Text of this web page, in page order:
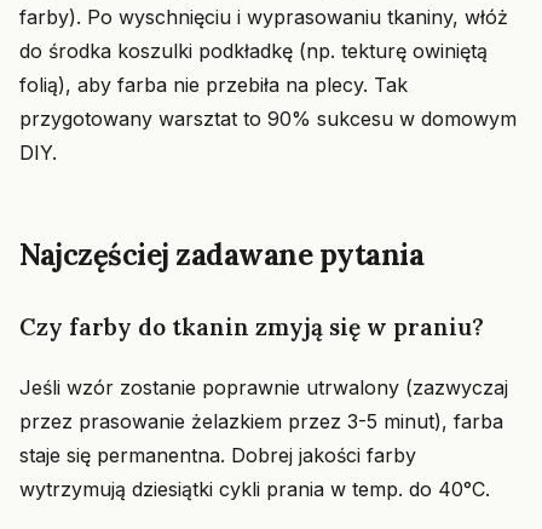
farby). Po wyschnięciu i wyprasowaniu tkaniny, włóż
do środka koszulki podkładkę (np. tekturę owiniętą
folią), aby farba nie przebiła na plecy. Tak
przygotowany warsztat to 90% sukcesu w domowym
DIY.
Najczęściej zadawane pytania
Czy farby do tkanin zmyją się w praniu?
Jeśli wzór zostanie poprawnie utrwalony (zazwyczaj
przez prasowanie żelazkiem przez 3-5 minut), farba
staje się permanentna. Dobrej jakości farby
wytrzymują dziesiątki cykli prania w temp. do 40°C.